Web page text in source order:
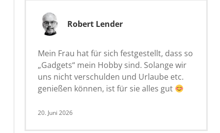
Robert Lender
Mein Frau hat für sich festgestellt, dass so
„Gadgets“ mein Hobby sind. Solange wir
uns nicht verschulden und Urlaube etc.
genießen können, ist für sie alles gut
20. Juni 2026